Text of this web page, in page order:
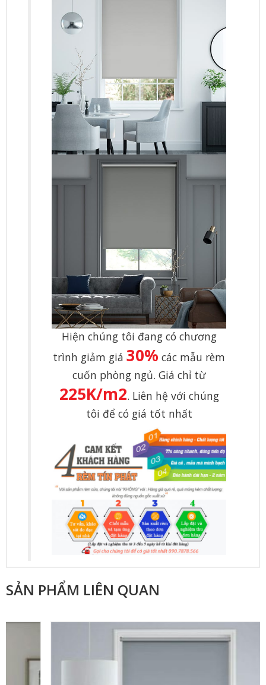
Hiện chúng tôi đang có chương
trình giảm giá 30% các mẫu rèm
cuốn phòng ngủ. Giá chỉ từ
225K/m2. Liên hệ với chúng
tôi để có giá tốt nhất
SẢN PHẨM LIÊN QUAN